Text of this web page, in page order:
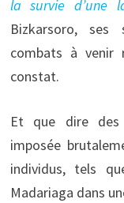
la survie d’une
Bizkarsoro, ses
combats à venir
constat.
Et que dire des
imposée
individus, tels
Madariaga dans